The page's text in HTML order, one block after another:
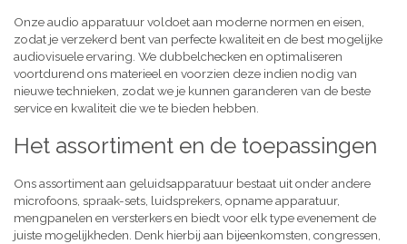
Onze audio apparatuur voldoet aan moderne normen en eisen,
zodat je verzekerd bent van perfecte kwaliteit en de best mogelijke
audiovisuele ervaring. We dubbelchecken en optimaliseren
voortdurend ons materieel en voorzien deze indien nodig van
nieuwe technieken, zodat we je kunnen garanderen van de beste
service en kwaliteit die we te bieden hebben.
Het assortiment en de toepassingen
Ons assortiment aan geluidsapparatuur bestaat uit onder andere
microfoons, spraak-sets, luidsprekers, opname apparatuur,
mengpanelen en versterkers en biedt voor elk type evenement de
juiste mogelijkheden. Denk hierbij aan bijeenkomsten, congressen,